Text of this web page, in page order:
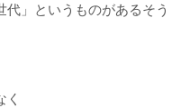
」というものがあるそう
く